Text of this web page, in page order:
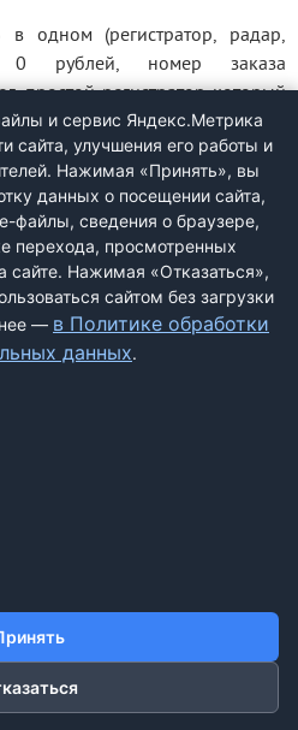
в одном (регистратор, радар,
0 рублей, номер заказа
простой регистратор который
что делать. ...
ЖАЛОБУ
и сервис Яндекс.Метрика
сайта, улучшения его работы и
Нажимая «Принять», вы
данных о посещении сайта,
файлы, сведения о браузере,
перехода, просмотренных
сайте. Нажимая «Отказаться»,
сайтом без загрузки
— в Политике обработки
данных.